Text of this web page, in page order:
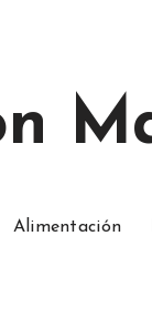
Alimentación